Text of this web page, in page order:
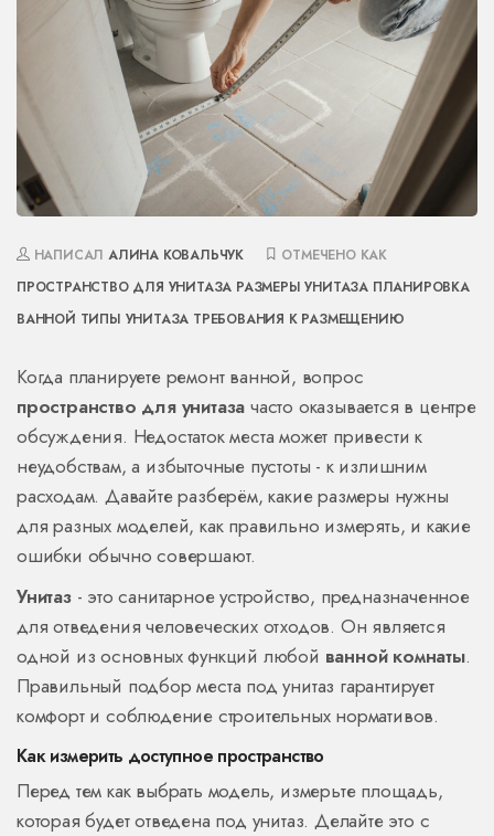
НАПИСАЛАЛИНА КОВАЛЬЧУК
ОТМЕЧЕНО КАК
ПРОСТРАНСТВО ДЛЯ УНИТАЗА РАЗМЕРЫ УНИТАЗА ПЛАНИРОВКА
ВАННОЙ ТИПЫ УНИТАЗА ТРЕБОВАНИЯ К РАЗМЕЩЕНИЮ
Когда планируете ремонт ванной, вопрос
пространство для унитаза часто оказывается в центре
обсуждения. Недостаток места может привести к
неудобствам, а избыточные пустоты - к излишним
расходам. Давайте разберём, какие размеры нужны
для разных моделей, как правильно измерять, и какие
ошибки обычно совершают.
Унитаз- это санитарное устройство, предназначенное
для отведения человеческих отходов. Он является
одной из основных функций любой ванной комнаты.
Правильный подбор места под унитаз гарантирует
комфорт и соблюдение строительных нормативов.
Как измерить доступное пространство
Перед тем как выбрать модель, измерьте площадь,
которая будет отведена под унитаз. Делайте это с